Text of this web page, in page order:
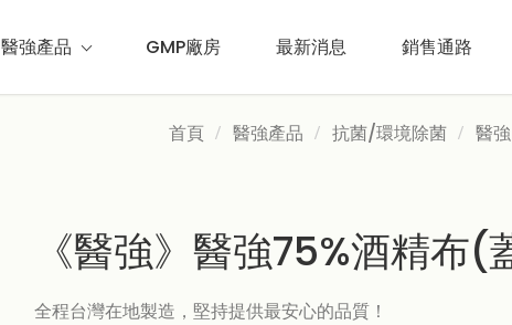
醫強產品 GMP廠房 最新消息 銷售通路
首頁 醫強產品 抗菌/環境除菌 醫
《醫強》醫強75%酒精布(
全程台灣在地製造，堅持提供最安心的品質！